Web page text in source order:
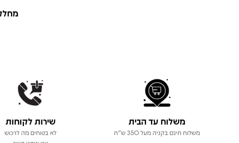
משלוח עד הבית
משלוח חינם בקניה מעל 350 ש"ח
שירות לקוחות
לא בטוחים מה לרכוש